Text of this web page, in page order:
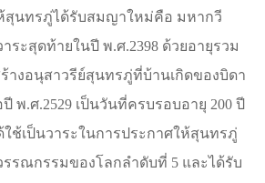
สุนทรภู่ได้รับสมญาใหม่คือ มหากวี
ระสุดท้ายในปี พ.ศ.2398 ด้วยอายุรวม
างอนุสาวรีย์สุนทรภู่ที่บ้านเกิดของบิดา
พ.ศ.2529 เป็นวันที่ครบรอบอายุ 200 ปี
ใช้เป็นวาระในการประกาศให้สุนทรภู่
รณกรรมของโลกลำดับที่ 5 และได้รับ